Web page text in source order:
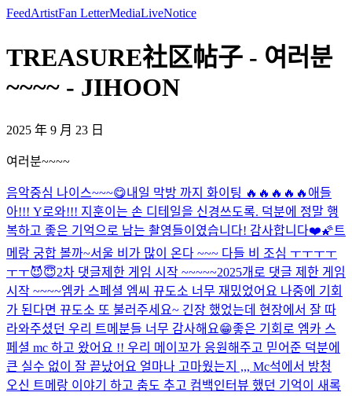
FeedArtistFan LetterMediaLiveNotice
TREASURE社区帖子 - 여러분
~~~~ - JIHOON
2025 年 9 月 23 日
여러분~~~~
음악중심 나이스~~~😋내일 막방 까지 화이팅 🔥🔥🔥🔥🔥 애들
아!!! Y로와!!! 지훈이는 손 디테일을 신경쓰도록. 덕분에 정말 행
복하고 좋은 기억으로 남는 촬영들이였습니다! 감사합니다❤️🌠트
메랑 궁합 볼까~서울 비가 많이 온다 ~~~ 다들 비 조심 ㅜㅜㅜㅜ
ㅜㅜ😈😇2차 댓글제한 게임 시작 ~~~~~2025개로 댓글 제한 게임
시작 ~~~~엠카 스페셜 엠씨 뀨도소 너무 재밌었어요 나중에 기회
가 된다면 뀨도소 또 불러주세요~ 긴장 했었는데 현장에서 잘 따
라와주셨던 우리 트메분들 너무 감사해요😁좋은 기회로 엠카 스
페셜 mc 하고 왔어요 !! 우리 메이꼬가 응원해주고 믿어준 덕분에
큰 실수 없이 잘 끝났어요 얼마나 고마웠는지 ,,, Mc석에서 방청
오신 트메랑 이야기 하고 춤도 추고 컴백인터뷰 했던 기억이 새록